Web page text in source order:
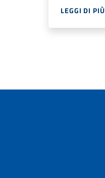
LEGGI DI PIÙ